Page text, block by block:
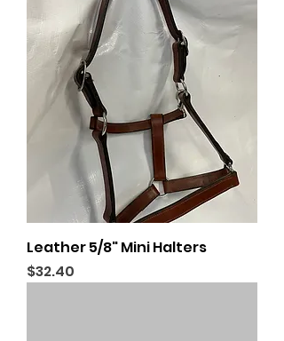
Leather 5/8" Mini Halters
Price
$32.40